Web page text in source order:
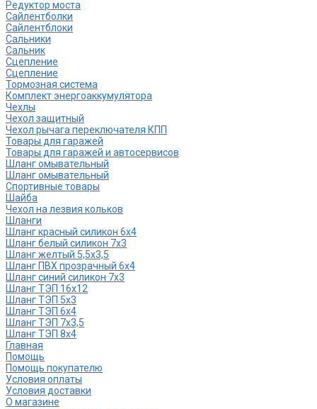
Редуктор моста
Сайлентболки
Сайлентблоки
Сальники
Сальник
Сцепление
Сцепление
Тормозная система
Комплект энергоаккумулятора
Чехлы
Чехол защитный
Чехол рычага переключателя КПП
Товары для гаражей
Товары для гаражей и автосервисов
Шланг омывательный
Шланг омывательный
Спортивные товары
Шайба
Чехол на лезвия кольков
Шланги
Шланг красный силикон 6х4
Шланг белый силикон 7х3
Шланг желтый 5,5х3,5
Шланг ПВХ прозрачный 6х4
Шланг синий силикон 7х3
Шланг ТЭП 16х12
Шланг ТЭП 5х3
Шланг ТЭП 6х4
Шланг ТЭП 7х3,5
Шланг ТЭП 8х4
Главная
Помощь
Помощь покупателю
Условия оплаты
Условия доставки
О магазине